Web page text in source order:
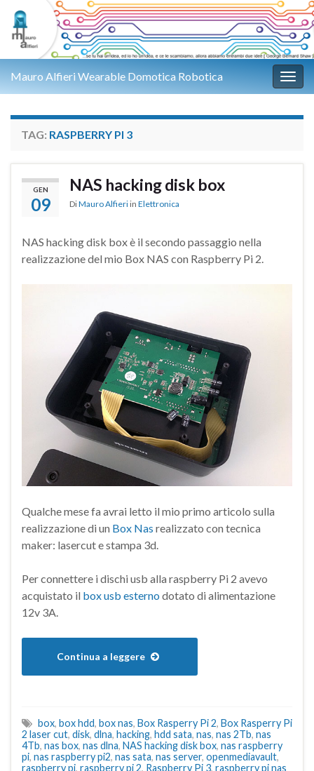
Mauro Alfieri Wearable Domotica Robotica
TAG: RASPBERRY PI 3
GEN
09
NAS hacking disk box
DiMauro Alfieri in Elettronica
NAS hacking disk box è il secondo passaggio nella
realizzazione del mio Box NAS con Raspberry Pi 2.
Qualche mese fa avrai letto il mio primo articolo sulla
realizzazione di un Box Nas realizzato con tecnica
maker: lasercut e stampa 3d.
Per connettere i dischi usb alla raspberry Pi 2 avevo
acquistato il box usb esterno dotato di alimentazione
12v 3A.
Continua a leggere
box, box hdd, box nas, Box Rasperry Pi 2, Box Rasperry Pi
2 laser cut, disk, dlna, hacking, hdd sata, nas, nas 2Tb, nas
4Tb, nas box, nas dlna, NAS hacking disk box, nas raspberry
pi, nas raspberry pi2, nas sata, nas server, openmediavault,
raspberry pi, raspberry pi 2, Raspberry Pi 3, raspberry pi nas